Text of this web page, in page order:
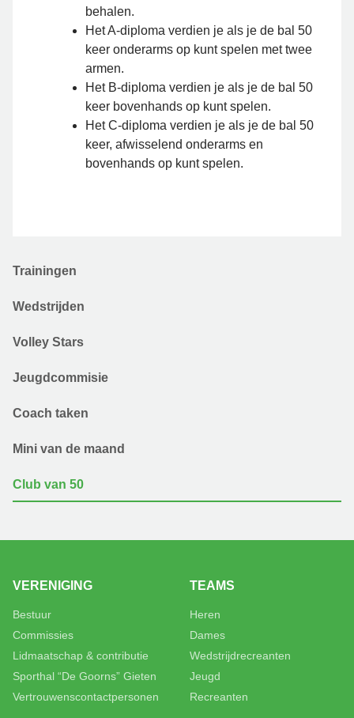
behalen.
Het A-diploma verdien je als je de bal 50
keer onderarms op kunt spelen met twee
armen.
Het B-diploma verdien je als je de bal 50
keer bovenhands op kunt spelen.
Het C-diploma verdien je als je de bal 50
keer, afwisselend onderarms en
bovenhands op kunt spelen.
Trainingen
Wedstrijden
Volley Stars
Jeugdcommisie
Coach taken
Mini van de maand
Club van 50
VERENIGING
Bestuur
Commissies
Lidmaatschap & contributie
Sporthal “De Goorns” Gieten
Vertrouwenscontactpersonen
TEAMS
Heren
Dames
Wedstrijdrecreanten
Jeugd
Recreanten